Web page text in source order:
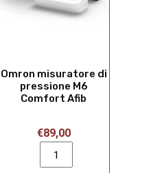
Omron misuratore di
pressione M6
Comfort Afib
€89,00
Omron